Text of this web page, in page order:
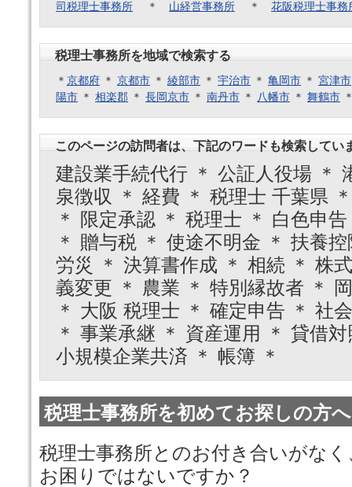
司税理士事務所 ＊ 山経営事務所 ＊ 花阪税理士事務
税理士事務所を地域で検索する
＊ 京都府 ＊ 京都市 ＊ 綾部市 ＊ 宇治市 ＊ 亀岡市 ＊ 宮津市
陽市 ＊ 相楽郡 ＊ 長岡京市 ＊ 南丹市 ＊ 八幡市 ＊ 舞鶴市
このページの訪問者は、下記のワードも検索してい
建設業手続代行 ＊ 公証人役場 ＊
泉徴収 ＊ 経費 ＊ 税理士 千葉県
＊ 限定承認 ＊ 税理士 ＊ 白色申
＊ 贈与税 ＊ 使途不明金 ＊ 扶養
労災 ＊ 決算書作成 ＊ 相続 ＊ 株
義変更 ＊ 農業 ＊ 特別縁故者 ＊
＊ 大阪 税理士 ＊ 確定申告 ＊ 社
＊ 事業承継 ＊ 資産運用 ＊ 貸借
小規模企業共済 ＊ 帳簿 ＊
税理士事務所を初めてお探しの方へ
税理士事務所とのお付き合いがな
お困りではないですか？